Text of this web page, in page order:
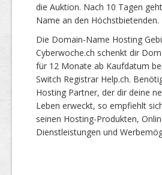
die Auktion. Nach 10 Tagen
Name an den Höchstbietenden.
Die Domain-Name Hosting
Cyberwoche.ch schenkt dir
für 12 Monate ab Kaufdatum
Switch Registrar Help.ch.
Hosting Partner, der dir deine
Leben erweckt, so empfiehlt
seinen Hosting-Produkten,
Dienstleistungen und